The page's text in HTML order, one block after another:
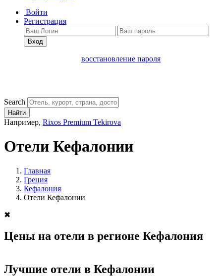
Войти
Регистрация
Вход
восстановление пароля
Search
Найти
Например, Rixos Premium Tekirova
Отели Кефалонии
Главная
Греция
Кефалония
Отели Кефалонии
✖
Цены на отели в регионе Кефалония
Лучшие отели в Кефалонии